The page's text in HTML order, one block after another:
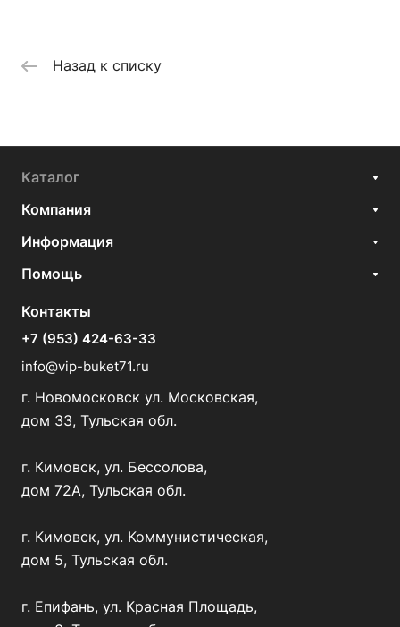
Назад к списку
Каталог
Компания
Информация
Помощь
Контакты
+7 (953) 424-63-33
info@vip-buket71.ru
г. Новомосковск ул. Московская,
дом 33, Тульская обл.
г. Кимовск, ул. Бессолова,
дом 72А, Тульская обл.
г. Кимовск, ул. Коммунистическая,
дом 5, Тульская обл.
г. Епифань, ул. Красная Площадь,